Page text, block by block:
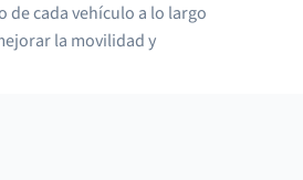
cada vehículo a lo largo
la movilidad y